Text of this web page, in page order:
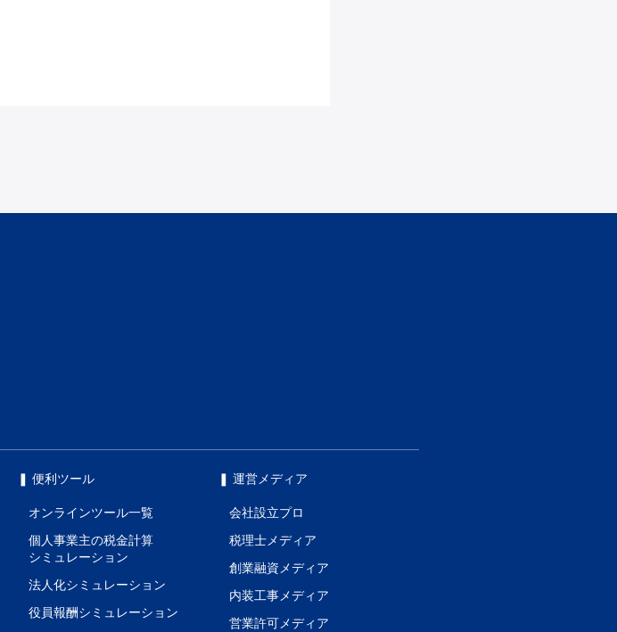
❚ 便利ツール
オンラインツール一覧
個人事業主の税金計算
シミュレーション
法人化シミュレーション
役員報酬シミュレーション
❚ 運営メディア
会社設立プロ
税理士メディア
創業融資メディア
内装工事メディア
営業許可メディア